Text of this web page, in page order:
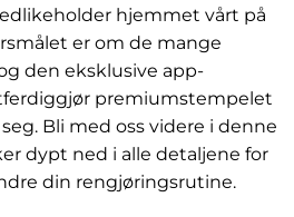
hjemmet vårt på
er om de mange
den eksklusive app-
premiumstempelet
Bli med oss videre i denne
dypt ned i alle detaljene for
din rengjøringsrutine.